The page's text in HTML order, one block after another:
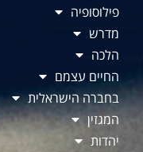
פילוסופיה
מדרש
הלכה
החיים עצמם
בחברה הישראלית
המגזין
יהדות